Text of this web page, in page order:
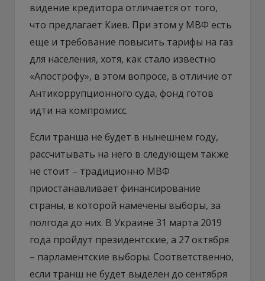
видение кредитора отличается от того,
что предлагает Киев. При этом у МВФ есть
еще и требование повысить тарифы на газ
для населения, хотя, как стало известно
«Апострофу», в этом вопросе, в отличие от
Антикоррупционного суда, фонд готов
идти на компромисс.
Если транша не будет в нынешнем году,
рассчитывать на него в следующем также
не стоит – традиционно МВФ
приостанавливает финансирование
страны, в которой намечены выборы, за
полгода до них. В Украине 31 марта 2019
года пройдут президентские, а 27 октября
– парламентские выборы. Соответственно,
если транш не будет выделен до сентября